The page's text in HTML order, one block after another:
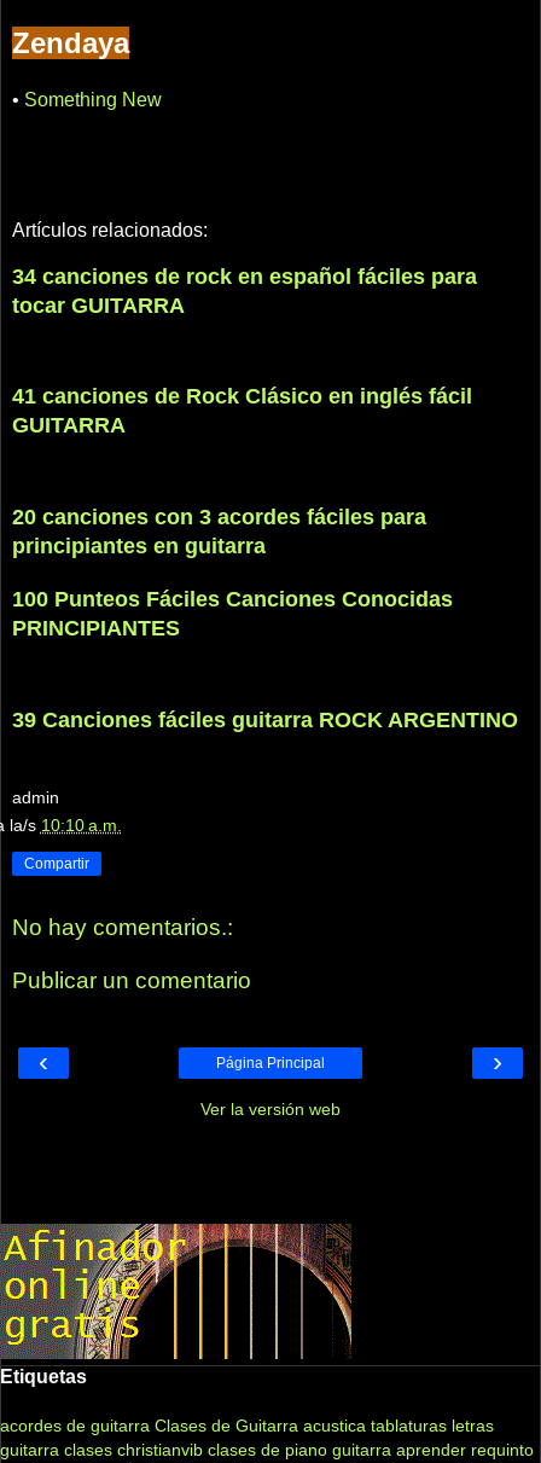
Zendaya
• Something New
Artículos relacionados:
34 canciones de rock en español fáciles para
tocar GUITARRA
41 canciones de Rock Clásico en inglés fácil
GUITARRA
20 canciones con 3 acordes fáciles para
principiantes en guitarra
100 Punteos Fáciles Canciones Conocidas
PRINCIPIANTES
39 Canciones fáciles guitarra ROCK ARGENTINO
admin
la/s 10:10 a.m.
Compartir
No hay comentarios.:
Publicar un comentario
‹ ›
Página Principal
Ver la versión web
Etiquetas
acordes de guitarra Clases de Guitarra acustica tablaturas letras
guitarra clases christianvib clases de piano guitarra aprender requinto